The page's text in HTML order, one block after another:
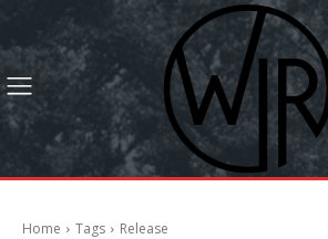
Home Tags Release